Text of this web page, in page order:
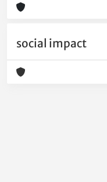
social impact